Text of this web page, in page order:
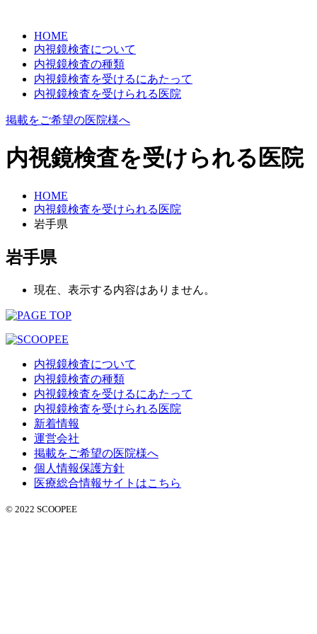
HOME
内視鏡検査について
内視鏡検査の種類
内視鏡検査を受けるにあたって
内視鏡検査を受けられる医院
掲載をご希望の医院様へ
内視鏡検査を受けられる医院
HOME
内視鏡検査を受けられる医院
岩手県
岩手県
現在、表示する内容はありません。
内視鏡検査について
内視鏡検査の種類
内視鏡検査を受けるにあたって
内視鏡検査を受けられる医院
新着情報
運営会社
掲載をご希望の医院様へ
個人情報保護方針
医療総合情報サイトはこちら
© 2022 SCOOPEE